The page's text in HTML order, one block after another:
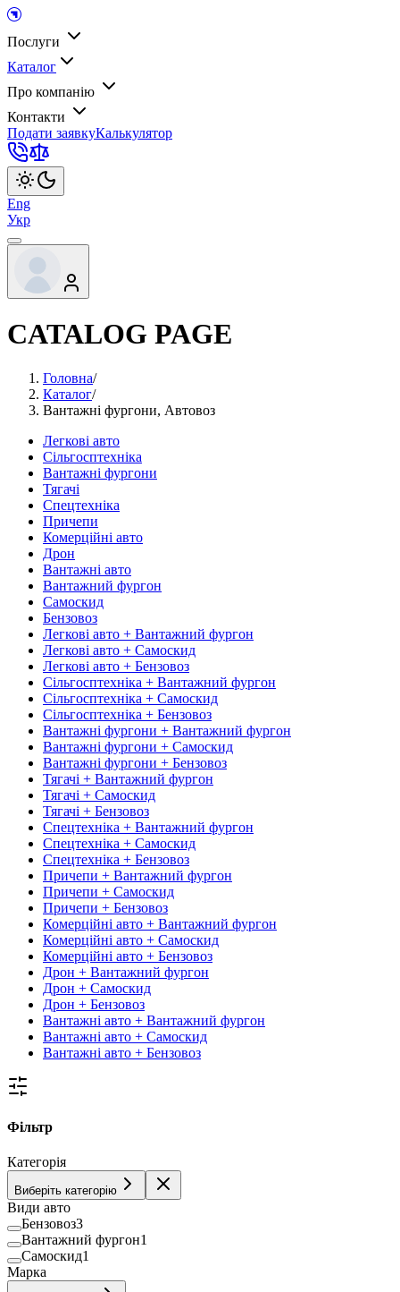
Послуги
Каталог
Про компанію
Контакти
Подати заявкуКалькулятор
Eng
Укр
CATALOG PAGE
Головна/
Каталог/
Вантажні фургони, Автовоз
Легкові авто
Сільгосптехніка
Вантажні фургони
Тягачі
Спецтехніка
Причепи
Комерційні авто
Дрон
Вантажні авто
Вантажний фургон
Самоскид
Бензовоз
Легкові авто + Вантажний фургон
Легкові авто + Самоскид
Легкові авто + Бензовоз
Сільгосптехніка + Вантажний фургон
Сільгосптехніка + Самоскид
Сільгосптехніка + Бензовоз
Вантажні фургони + Вантажний фургон
Вантажні фургони + Самоскид
Вантажні фургони + Бензовоз
Тягачі + Вантажний фургон
Тягачі + Самоскид
Тягачі + Бензовоз
Спецтехніка + Вантажний фургон
Спецтехніка + Самоскид
Спецтехніка + Бензовоз
Причепи + Вантажний фургон
Причепи + Самоскид
Причепи + Бензовоз
Комерційні авто + Вантажний фургон
Комерційні авто + Самоскид
Комерційні авто + Бензовоз
Дрон + Вантажний фургон
Дрон + Самоскид
Дрон + Бензовоз
Вантажні авто + Вантажний фургон
Вантажні авто + Самоскид
Вантажні авто + Бензовоз
Фільтр
Категорія
Виберіть категорію
Види авто
Бензовоз3
Вантажний фургон1
Самоскид1
Марка